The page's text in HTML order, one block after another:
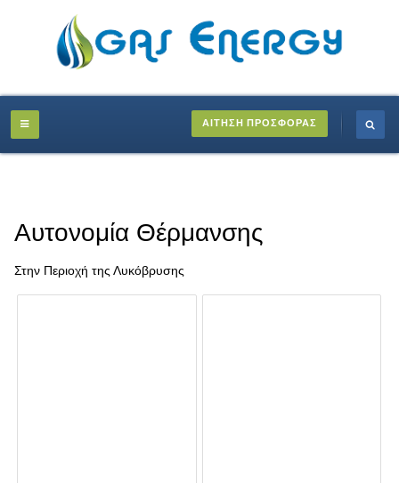
ΑΙΤΗΣΗ ΠΡΟΣΦΟΡΑΣ
Αυτονομία Θέρμανσης
Στην Περιοχή της Λυκόβρυσης